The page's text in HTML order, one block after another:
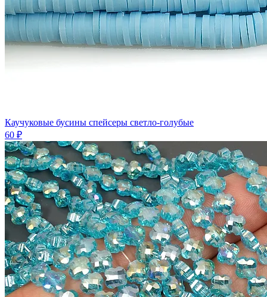
Каучуковые бусины спейсеры светло-голубые
60 ₽